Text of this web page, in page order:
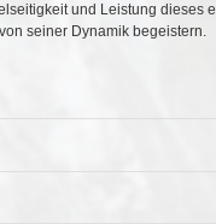
und Leistung dieses
seiner Dynamik begeistern.